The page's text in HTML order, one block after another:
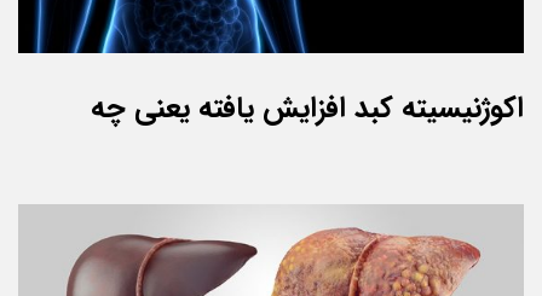
اکوژنیسیته کبد افزایش یافته یعنی چه